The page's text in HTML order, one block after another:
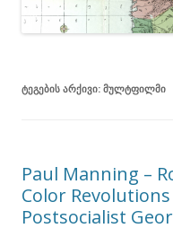
ᲢᲔᲒᲔᲑᲘᲡ ᲐᲠᲥᲘᲕᲘ: ᲛᲣᲚᲢᲤᲘᲚᲛᲘ
Paul Manning –
Color
Postsocialist